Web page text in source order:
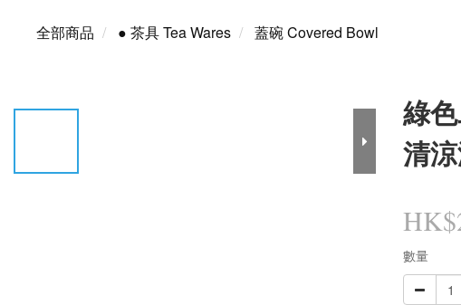
全部商品 ● 茶具 Tea Wares 蓋碗 Covered Bowl
綠
清
數量